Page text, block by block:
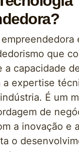
que
a capacidade
a expertise
É um
de
a inovação e
o